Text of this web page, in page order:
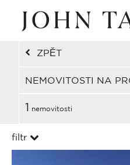
ZPĚT
NEMOVITOSTI NA
1 nemovitosti
filtr